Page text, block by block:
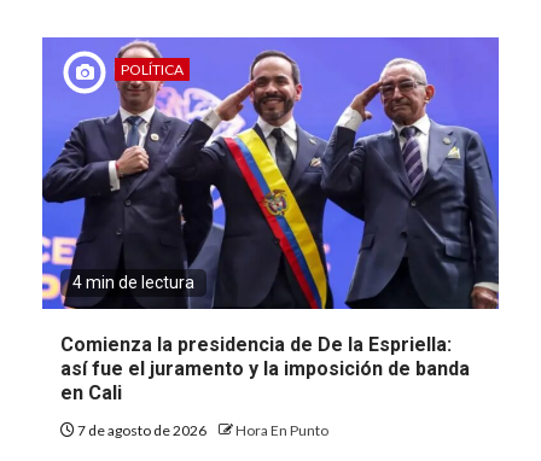
POLÍTICA
4 min de lectura
Comienza la presidencia de De la Espriella:
así fue el juramento y la imposición de banda
en Cali
7 de agosto de 2026 Hora En Punto